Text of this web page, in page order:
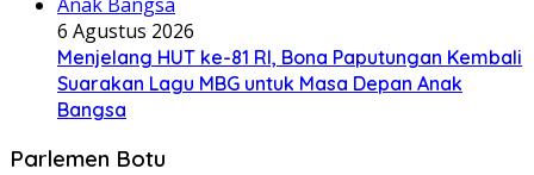
6 Agustus 2026
Menjelang HUT ke-81 RI, Bona Paputungan Kembali
Suarakan Lagu MBG untuk Masa Depan Anak
Bangsa
Parlemen Botu